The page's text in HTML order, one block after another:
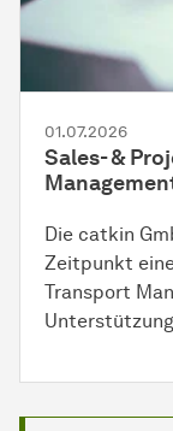
01.07.2026
Sales- &
Die catkin
Zeitpunkt
Transport